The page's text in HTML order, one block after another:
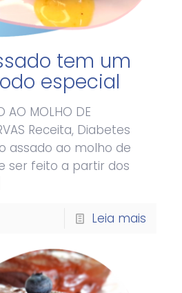
tem um
especial
AO MOLHO DE
Receita, Diabetes
assado ao molho de
ser feito a partir dos
Leia mais